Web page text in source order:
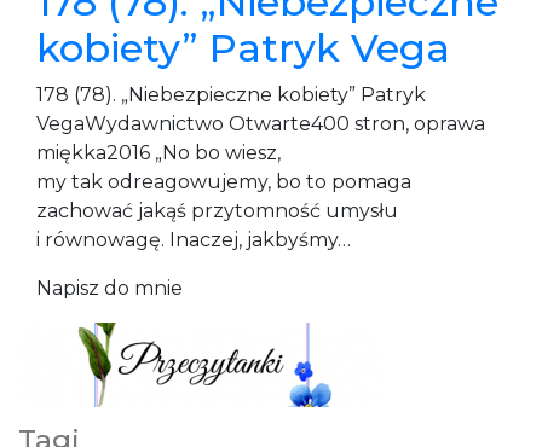
kobiety” Patryk Vega
178 (78). „Niebezpieczne kobiety” Patryk
VegaWydawnictwo Otwarte400 stron, oprawa
miękka2016 „No bo wiesz,
my tak odreagowujemy, bo to pomaga
zachować jakąś przytomność umysłu
i równowagę. Inaczej, jakbyśmy…
Napisz do mnie
Tagi